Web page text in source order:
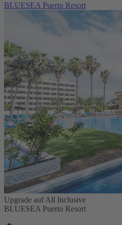
BLUESEA Puerto Resort
Upgrade auf All Inclusive
BLUESEA Puerto Resort